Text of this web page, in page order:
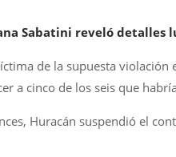
Sabatini reveló detalles
de la supuesta
a cinco de los seis que
Huracán suspendió el